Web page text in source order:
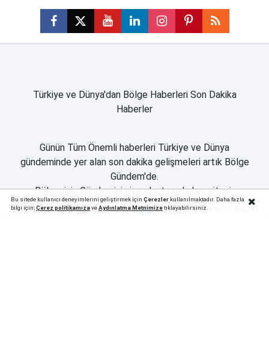
Türkiye ve Dünya'dan Bölge Haberleri Son Dakika
Haberler
Günün Tüm Önemli haberleri Türkiye ve Dünya
gündeminde yer alan son dakika gelişmeleri artık Bölge
Gündem'de.
Bölgenizin Gündemini size ulaştıran haber sitesi..
Bu sitede kullanıcı deneyimlerini geliştirmek için Çerezlerkullanılmaktadır. Daha fazla
bilgi için;Çerez politikamızaveAydınlatma Metnimizetıklayabilirsiniz.Reklamı Kapat